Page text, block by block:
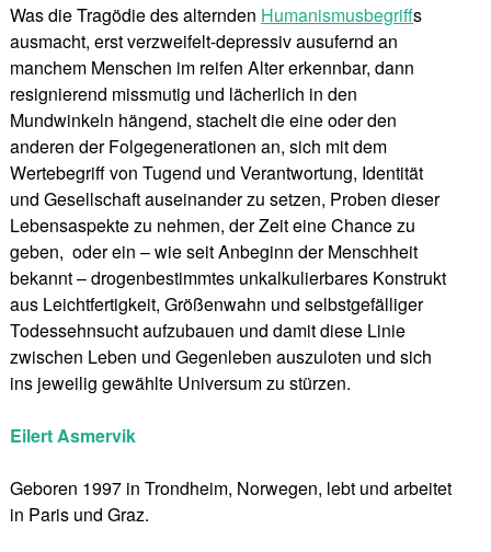
Was die Tragödie des alternden Humanismusbegriffs
ausmacht, erst verzweifelt-depressiv ausufernd an
manchem Menschen im reifen Alter erkennbar, dann
resignierend missmutig und lächerlich in den
Mundwinkeln hängend, stachelt die eine oder den
anderen der Folgegenerationen an, sich mit dem
Wertebegriff von Tugend und Verantwortung, Identität
und Gesellschaft auseinander zu setzen, Proben dieser
Lebensaspekte zu nehmen, der Zeit eine Chance zu
geben, oder ein – wie seit Anbeginn der Menschheit
bekannt – drogenbestimmtes unkalkulierbares Konstrukt
aus Leichtfertigkeit, Größenwahn und selbstgefälliger
Todessehnsucht aufzubauen und damit diese Linie
zwischen Leben und Gegenleben auszuloten und sich
ins jeweilig gewählte Universum zu stürzen.
Eilert Asmervik
Geboren 1997 in Trondheim, Norwegen, lebt und arbeitet
in Paris und Graz.